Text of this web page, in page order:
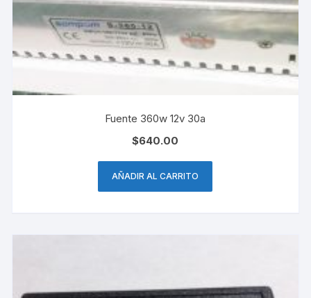
Fuente 360w 12v 30a
$640.00
AÑADIR AL CARRITO